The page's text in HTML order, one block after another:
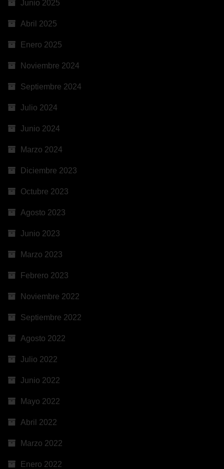
Junio 2025
Abril 2025
Enero 2025
Noviembre 2024
Septiembre 2024
Julio 2024
Junio 2024
Marzo 2024
Diciembre 2023
Octubre 2023
Agosto 2023
Junio 2023
Marzo 2023
Febrero 2023
Noviembre 2022
Septiembre 2022
Agosto 2022
Julio 2022
Junio 2022
Mayo 2022
Abril 2022
Marzo 2022
Enero 2022